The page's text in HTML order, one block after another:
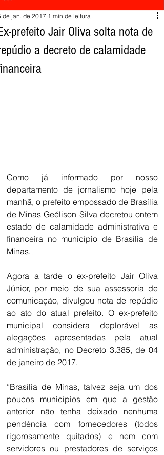
prefeito Jair Oliva solta nota de
a decreto de calamidade
de jan. de 2017 1 min de leitura
Como já informado por nosso
departamento de jornalismo hoje pela
manhã, o prefeito empossado de Brasília
de Minas Geélison Silva decretou ontem
estado de calamidade administrativa e
financeira no município de Brasília de
Minas.
Agora a tarde o ex-prefeito Jair Oliva
Júnior, por meio de sua assessoria de
comunicação, divulgou nota de repúdio
ao ato do atual prefeito. O ex-prefeito
municipal considera deplorável as
alegações apresentadas pela atual
administração, no Decreto 3.385, de 04
de janeiro de 2017.
“Brasília de Minas, talvez seja um dos
poucos municípios em que a gestão
anterior não tenha deixado nenhuma
pendência com fornecedores (todos
rigorosamente quitados) e nem com
servidores ou prestadores de serviços